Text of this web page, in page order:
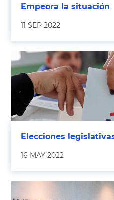
Empeora la situación
11 SEP 2022
Elecciones
16 MAY 2022